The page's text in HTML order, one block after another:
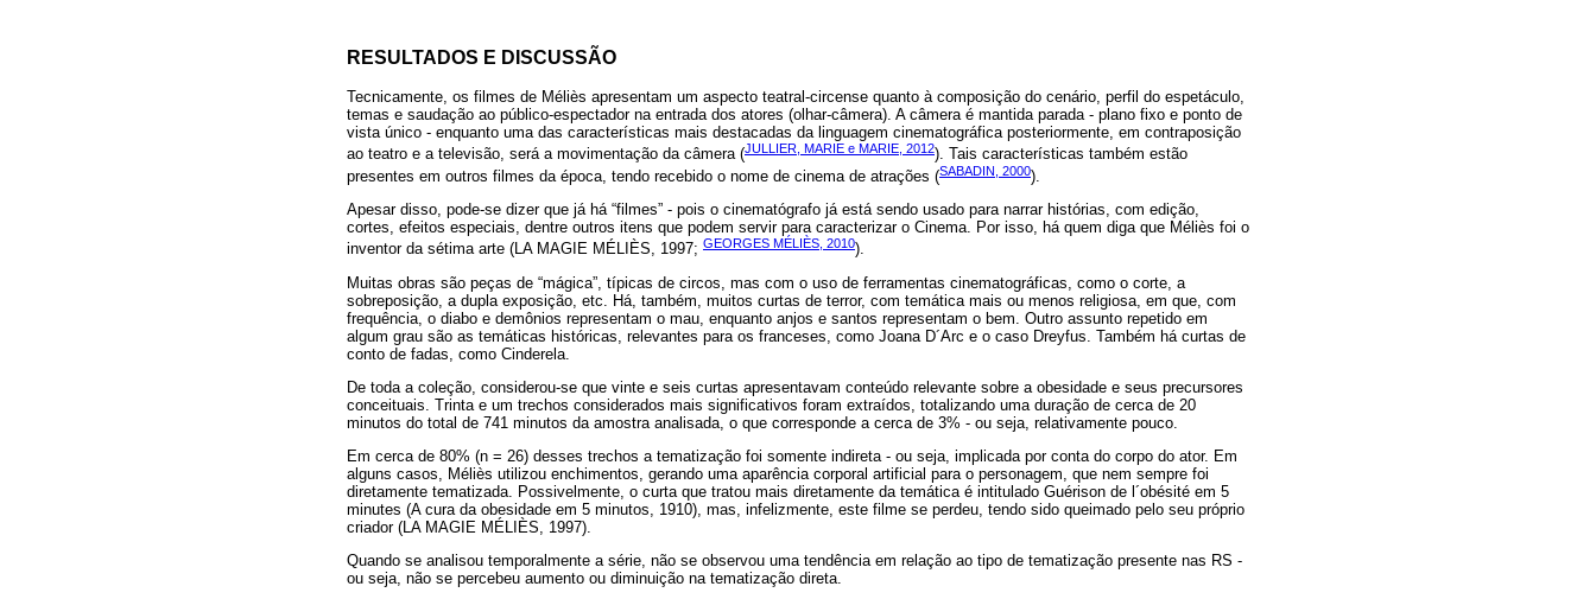
RESULTADOS E DISCUSSÃO
Tecnicamente, os filmes de Méliès apresentam um aspecto teatral-circense quanto à composição do cenário, perfil do espetáculo,
temas e saudação ao público-espectador na entrada dos atores (olhar-câmera). A câmera é mantida parada - plano fixo e ponto de
vista único - enquanto uma das características mais destacadas da linguagem cinematográfica posteriormente, em contraposição
ao teatro e a televisão, será a movimentação da câmera (JULLIER, MARIE e MARIE, 2012). Tais características também estão
presentes em outros filmes da época, tendo recebido o nome de cinema de atrações (SABADIN, 2000).
Apesar disso, pode-se dizer que já há “filmes” - pois o cinematógrafo já está sendo usado para narrar histórias, com edição,
cortes, efeitos especiais, dentre outros itens que podem servir para caracterizar o Cinema. Por isso, há quem diga que Méliès foi o
inventor da sétima arte (LA MAGIE MÉLIÈS, 1997; GEORGES MÉLIÈS, 2010).
Muitas obras são peças de “mágica”, típicas de circos, mas com o uso de ferramentas cinematográficas, como o corte, a
sobreposição, a dupla exposição, etc. Há, também, muitos curtas de terror, com temática mais ou menos religiosa, em que, com
frequência, o diabo e demônios representam o mau, enquanto anjos e santos representam o bem. Outro assunto repetido em
algum grau são as temáticas históricas, relevantes para os franceses, como Joana D´Arc e o caso Dreyfus. Também há curtas de
conto de fadas, como Cinderela.
De toda a coleção, considerou-se que vinte e seis curtas apresentavam conteúdo relevante sobre a obesidade e seus precursores
conceituais. Trinta e um trechos considerados mais significativos foram extraídos, totalizando uma duração de cerca de 20
minutos do total de 741 minutos da amostra analisada, o que corresponde a cerca de 3% - ou seja, relativamente pouco.
Em cerca de 80% (n = 26) desses trechos a tematização foi somente indireta - ou seja, implicada por conta do corpo do ator. Em
alguns casos, Méliès utilizou enchimentos, gerando uma aparência corporal artificial para o personagem, que nem sempre foi
diretamente tematizada. Possivelmente, o curta que tratou mais diretamente da temática é intitulado Guérison de l´obésité em 5
minutes (A cura da obesidade em 5 minutos, 1910), mas, infelizmente, este filme se perdeu, tendo sido queimado pelo seu próprio
criador (LA MAGIE MÉLIÈS, 1997).
Quando se analisou temporalmente a série, não se observou uma tendência em relação ao tipo de tematização presente nas RS -
ou seja, não se percebeu aumento ou diminuição na tematização direta.